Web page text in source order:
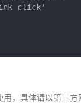
click'
，具体请以第三